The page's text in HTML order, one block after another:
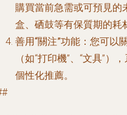
購買當前急需或可預見的
盒、硒鼓等有保質期的耗
善用“關注”功能 ：您可以
（如“打印機”、“文具”
個性化推薦。